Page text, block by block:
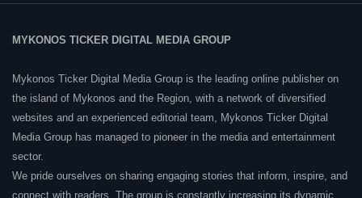
MYKONOS TICKER DIGITAL MEDIA GROUP
Mykonos Ticker Digital Media Group is the leading online publisher on
the island of Mykonos and the Region, with a network of diversified
websites and an experienced editorial team, Mykonos Ticker Digital
Media Group has managed to pioneer in the media and entertainment
sector.
We pride ourselves on sharing engaging stories that inform, inspire, and
connect with readers. The group is constantly increasing its dynamic